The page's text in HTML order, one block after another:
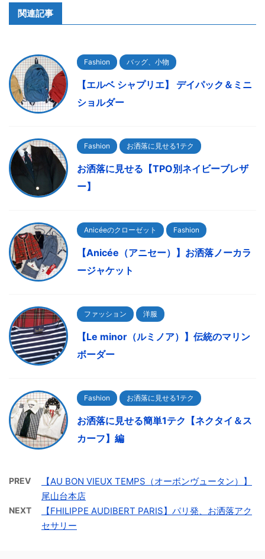
関連記事
Fashion バッグ、小物
【エルベ シャプリエ】 デイパック＆ミニ
ショルダー
Fashion お洒落に見せる1テク
お洒落に見せる【TPO別ネイビーブレザ
ー】
Anicéeのクローゼット Fashion
【Anicée（アニセー）】お洒落ノーカラ
ージャケット
ファッション 洋服
【Le minor（ルミノア）】伝統のマリン
ボーダー
Fashion お洒落に見せる1テク
お洒落に見せる簡単1テク【ネクタイ＆ス
カーフ】編
PREV
【AU BON VIEUX TEMPS（オーボンヴュータン）】
尾山台本店
NEXT
【FHILIPPE AUDIBERT PARIS】パリ発、お洒落アク
セサリー